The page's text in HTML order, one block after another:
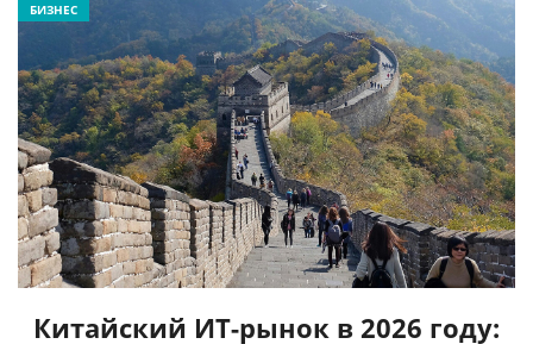
Китайский ИТ-рынок в 2026 году:
БИЗНЕС